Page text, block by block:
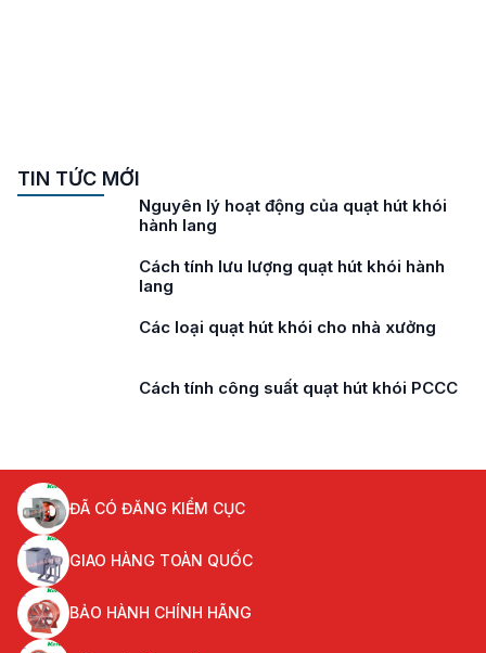
TIN TỨC MỚI
Nguyên lý hoạt động của quạt hút khói
hành lang
Cách tính lưu lượng quạt hút khói hành
lang
Các loại quạt hút khói cho nhà xưởng
Cách tính công suất quạt hút khói PCCC
ĐÃ CÓ ĐĂNG KIỂM CỤC
GIAO HÀNG TOÀN QUỐC
BẢO HÀNH CHÍNH HÃNG